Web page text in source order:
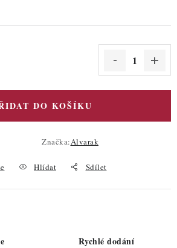
DO KOŠÍKU
Značka:Alvarak
Hlídat Sdílet
Rychlé dodání